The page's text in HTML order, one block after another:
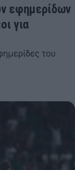
εφημερίδων
για
του